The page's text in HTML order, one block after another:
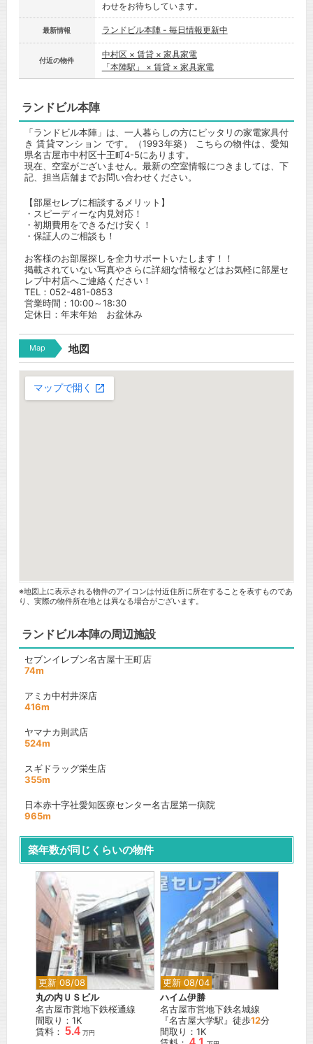
わせをお待ちしています。
最新情報 ランドビル本陣 - 毎日情報更新中
付近の物件
中村区 × 賃貸 × 家具家電
「本陣駅」 × 賃貸 × 家具家電
ランドビル本陣
「ランドビル本陣」は、一人暮らしの方にピッタリの家電家具付
き 賃貸マンション です。（1993年築） こちらの物件は、愛知
県名古屋市中村区十王町4-5にあります。
現在、空室がございません。最新の空室情報につきましては、下
記、担当店舗までお問い合わせください。
【部屋セレブに相談するメリット】
・スピーディーな内見対応！
・初期費用をできるだけ安く！
・保証人のご相談も！
お客様のお部屋探しを全力サポートいたします！！
掲載されていない写真やさらに詳細な情報などはお気軽に部屋セ
レブ中村店へご連絡ください！
TEL：052-481-0853
営業時間：10:00～18:30
定休日：年末年始 お盆休み
Map 地図
※地図上に表示される物件のアイコンは付近住所に所在することを表すものであ
り、実際の物件所在地とは異なる場合がございます。
ランドビル本陣の周辺施設
セブンイレブン名古屋十王町店
74m
アミカ中村井深店
416m
ヤマナカ則武店
524m
スギドラッグ栄生店
355m
日本赤十字社愛知医療センター名古屋第一病院
965m
築年数が同じくらいの物件
更新 08/08
丸の内ＵＳビル
名古屋市営地下鉄桜通線
間取り：1K
賃料： 5.4 万円
更新 08/04
ハイム伊勝
名古屋市営地下鉄名城線
『名古屋大学駅』徒歩12分
間取り：1K